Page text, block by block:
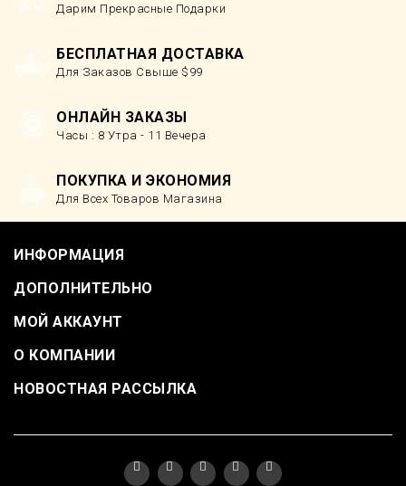
Дарим Прекрасные Подарки
БЕСПЛАТНАЯ ДОСТАВКА
Для Заказов Свыше $99
ОНЛАЙН ЗАКАЗЫ
Часы : 8 Утра - 11 Вечера
ПОКУПКА И ЭКОНОМИЯ
Для Всех Товаров Магазина
ИНФОРМАЦИЯ
ДОПОЛНИТЕЛЬНО
МОЙ АККАУНТ
О КОМПАНИИ
НОВОСТНАЯ РАССЫЛКА